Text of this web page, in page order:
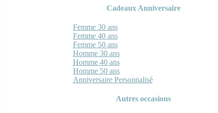
Cadeaux Anniversaire
Femme 30 ans
Femme 40 ans
Femme 50 ans
Homme 30 ans
Homme 40 ans
Homme 50 ans
Anniversaire Personnalisé
Autres occasions